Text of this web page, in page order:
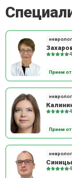
невролог
Прием от
невролог
Прием от
невролог